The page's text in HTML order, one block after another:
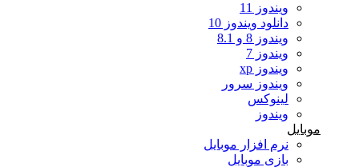
ویندوز 11
دانلود ویندوز 10
ویندوز 8 و 8.1
ویندوز 7
ویندوز xp
ویندوز سرور
لینوکس
ویندوز
موبایل
نرم افزار موبایل
بازی موبایل